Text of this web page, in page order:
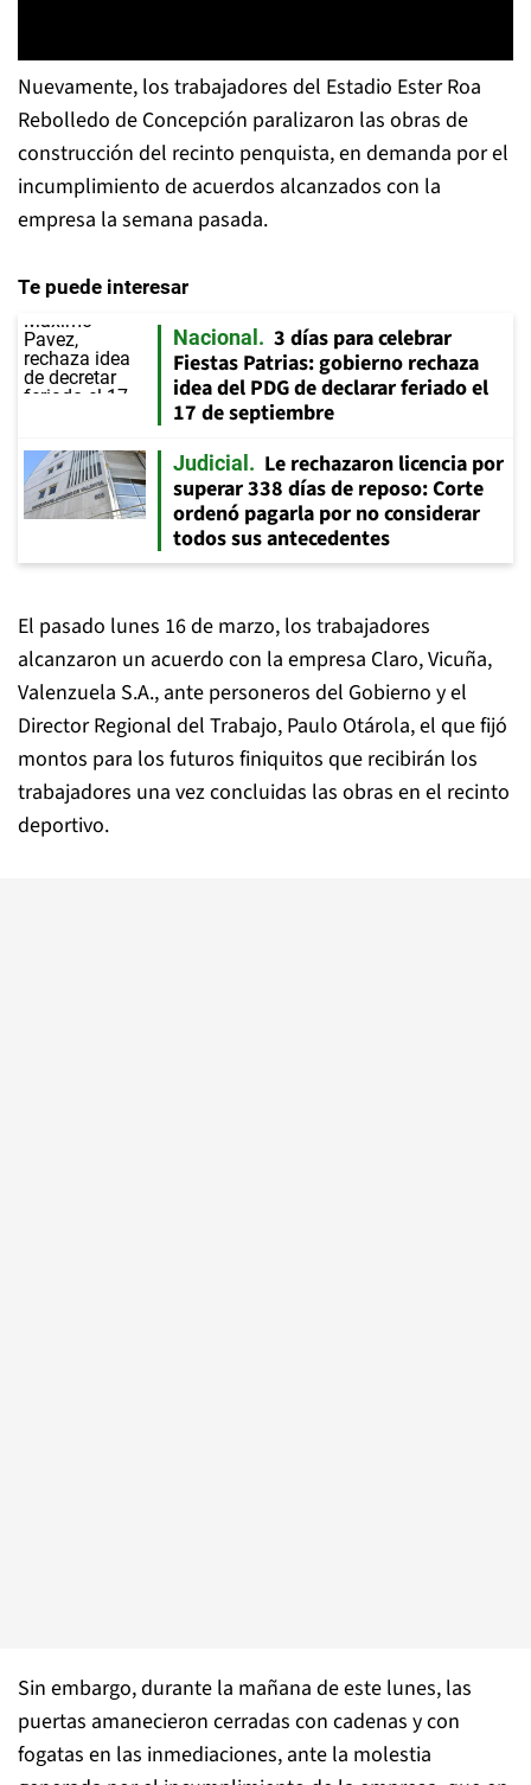
Nuevamente, los trabajadores del Estadio Ester Roa
Rebolledo de Concepción paralizaron las obras de
construcción del recinto penquista, en demanda por el
incumplimiento de acuerdos alcanzados con la
empresa la semana pasada.
Te puede interesar
Nacional
3 días para celebrar
Fiestas Patrias: gobierno rechaza
idea del PDG de declarar feriado el
17 de septiembre
Judicial
Le rechazaron licencia por
superar 338 días de reposo: Corte
ordenó pagarla por no considerar
todos sus antecedentes
El pasado lunes 16 de marzo, los trabajadores
alcanzaron un acuerdo con la empresa Claro, Vicuña,
Valenzuela S.A., ante personeros del Gobierno y el
Director Regional del Trabajo, Paulo Otárola, el que fijó
montos para los futuros finiquitos que recibirán los
trabajadores una vez concluidas las obras en el recinto
deportivo.
Sin embargo, durante la mañana de este lunes, las
puertas amanecieron cerradas con cadenas y con
fogatas en las inmediaciones, ante la molestia